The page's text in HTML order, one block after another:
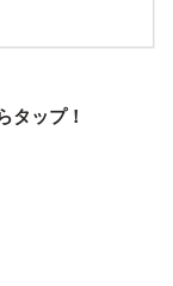
タップ！